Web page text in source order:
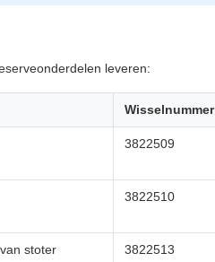
leveren:
Wisselnummer
3822509
3822510
stoter 3822513